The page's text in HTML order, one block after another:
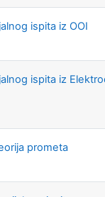
ispita iz OOI
ispita iz
prometa